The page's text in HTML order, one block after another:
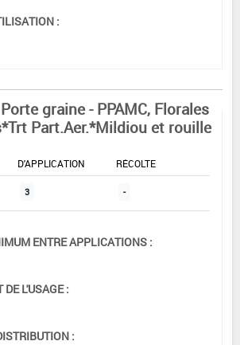
:
Porte graine - PPAMC, Florales
Part.Aer.*Mildiou et rouille
D'APPLICATION
RÉCOLTE
3 -
ENTRE APPLICATIONS :
DE L'USAGE :
: